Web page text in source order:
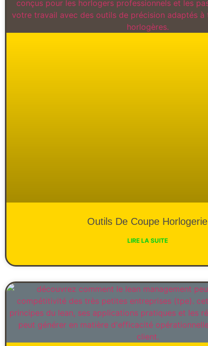
Outils De Coupe Horlogerie
LIRE LA SUITE